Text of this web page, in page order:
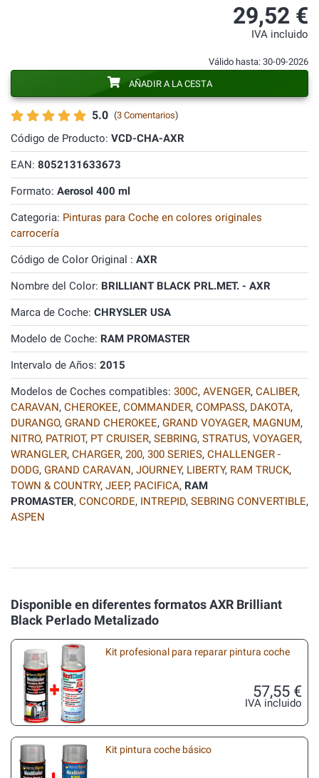
5.0 (3 Comentarios)
Código de Producto: VCD-CHA-AXR
EAN: 8052131633673
Formato: Aerosol 400 ml
Categoria: Pinturas para Coche en colores originales
carrocería
Código de Color Original : AXR
Nombre del Color: BRILLIANT BLACK PRL.MET. - AXR
Marca de Coche: CHRYSLER USA
Modelo de Coche: RAM PROMASTER
Intervalo de Años: 2015
Modelos de Coches compatibles: 300C, AVENGER, CALIBER,
CARAVAN, CHEROKEE, COMMANDER, COMPASS, DAKOTA,
DURANGO, GRAND CHEROKEE, GRAND VOYAGER, MAGNUM,
NITRO, PATRIOT, PT CRUISER, SEBRING, STRATUS, VOYAGER,
WRANGLER, CHARGER, 200, 300 SERIES, CHALLENGER -
DODG, GRAND CARAVAN, JOURNEY, LIBERTY, RAM TRUCK,
TOWN & COUNTRY, JEEP, PACIFICA, RAM
PROMASTER, CONCORDE, INTREPID, SEBRING CONVERTIBLE,
ASPEN
29,52 €
IVA incluido
Válido hasta: 30-09-2026
AÑADIR A LA CESTA
Disponible en diferentes formatos AXR Brilliant
Black Perlado Metalizado
Kit profesional para reparar pintura coche
57,55 €
IVA incluido
Kit pintura coche básico